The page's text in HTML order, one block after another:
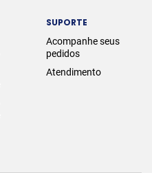
SUPORTE
Acompanhe seus
pedidos
Atendimento